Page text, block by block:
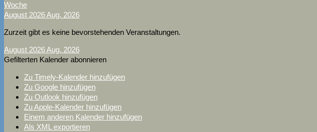
Woche
August 2026Aug. 2026
Zurzeit gibt es keine bevorstehenden Veranstaltungen.
August 2026Aug. 2026
Gefilterten Kalender abonnieren
Zu Timely-Kalender hinzufügen
Zu Google hinzufügen
Zu Outlook hinzufügen
Zu Apple-Kalender hinzufügen
Einem anderen Kalender hinzufügen
Als XML exportieren